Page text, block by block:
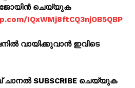
ജോയിൻ ചെയ്യുക
IQxWMj8ftCQ3njOB5QBP
വായിക്കുവാൻ ഇവിടെ
SUBSCRIBE ചെയ്യുക